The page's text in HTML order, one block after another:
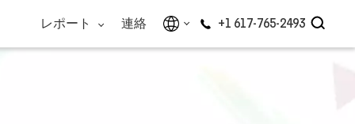
レポート 連絡 +1 617-765-2493